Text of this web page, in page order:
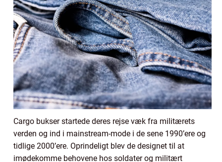
Cargo bukser startede deres rejse væk fra militærets
verden og ind i mainstream-mode i de sene 1990’ere og
tidlige 2000’ere. Oprindeligt blev de designet til at
imødekomme behovene hos soldater og militært